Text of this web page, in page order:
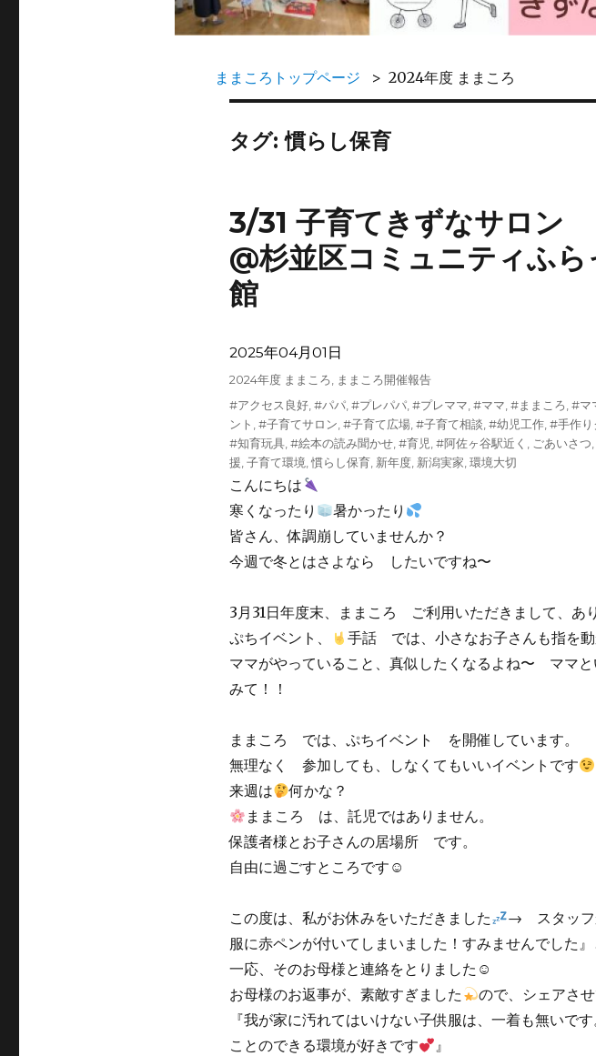
ままころトップページ 2024年度 ままころ
タグ:慣らし保育
3/31 子育てきずなサロン
@杉並区コミュニティふら
館
投
日:
2025年04月01日
カ
リ
ー
2024年度 ままころ
ままころ開催報告
タ
グ
#アクセス良好, #パパ, #プレパパ, #プレママ #ママ #ままころ #マ
ント #子育てサロン #子育て広場, #子育て相談 #幼児工作, #手作り
#知育玩具, #絵本の読み聞かせ, #育児 #阿佐ヶ谷駅近く ごあいさつ
援 子育て環境 慣らし保育, 新年度, 新潟実家 環境大切
こんにちは
寒くなったり
暑かったり
皆さん、体調崩していませんか？
今週で冬とはさよなら したいですね〜
3月31日年度末、ままころ ご利用いただきまして、あ
ぷちイベント、
手話 では、小さなお子さんも指を
ママがやっていること、真似したくなるよね〜 ママと
みて！！
ままころ では、ぷちイベント を開催しています。
無理なく 参加しても、しなくてもいいイベントです
来週は
何かな？
ままころ は、託児ではありません。
保護者様とお子さんの居場所 です。
自由に過ごすところです☺
この度は、私がお休みをいただきました
→ スタッフ
服に赤ペンが付いてしまいました！すみませんでした』
一応、そのお母様と連絡をとりました☺
お母様のお返事が、素敵すぎました
ので、シェアさ
『我が家に汚れてはいけない子供服は、一着も無いで
ことのできる環境が好きです
』